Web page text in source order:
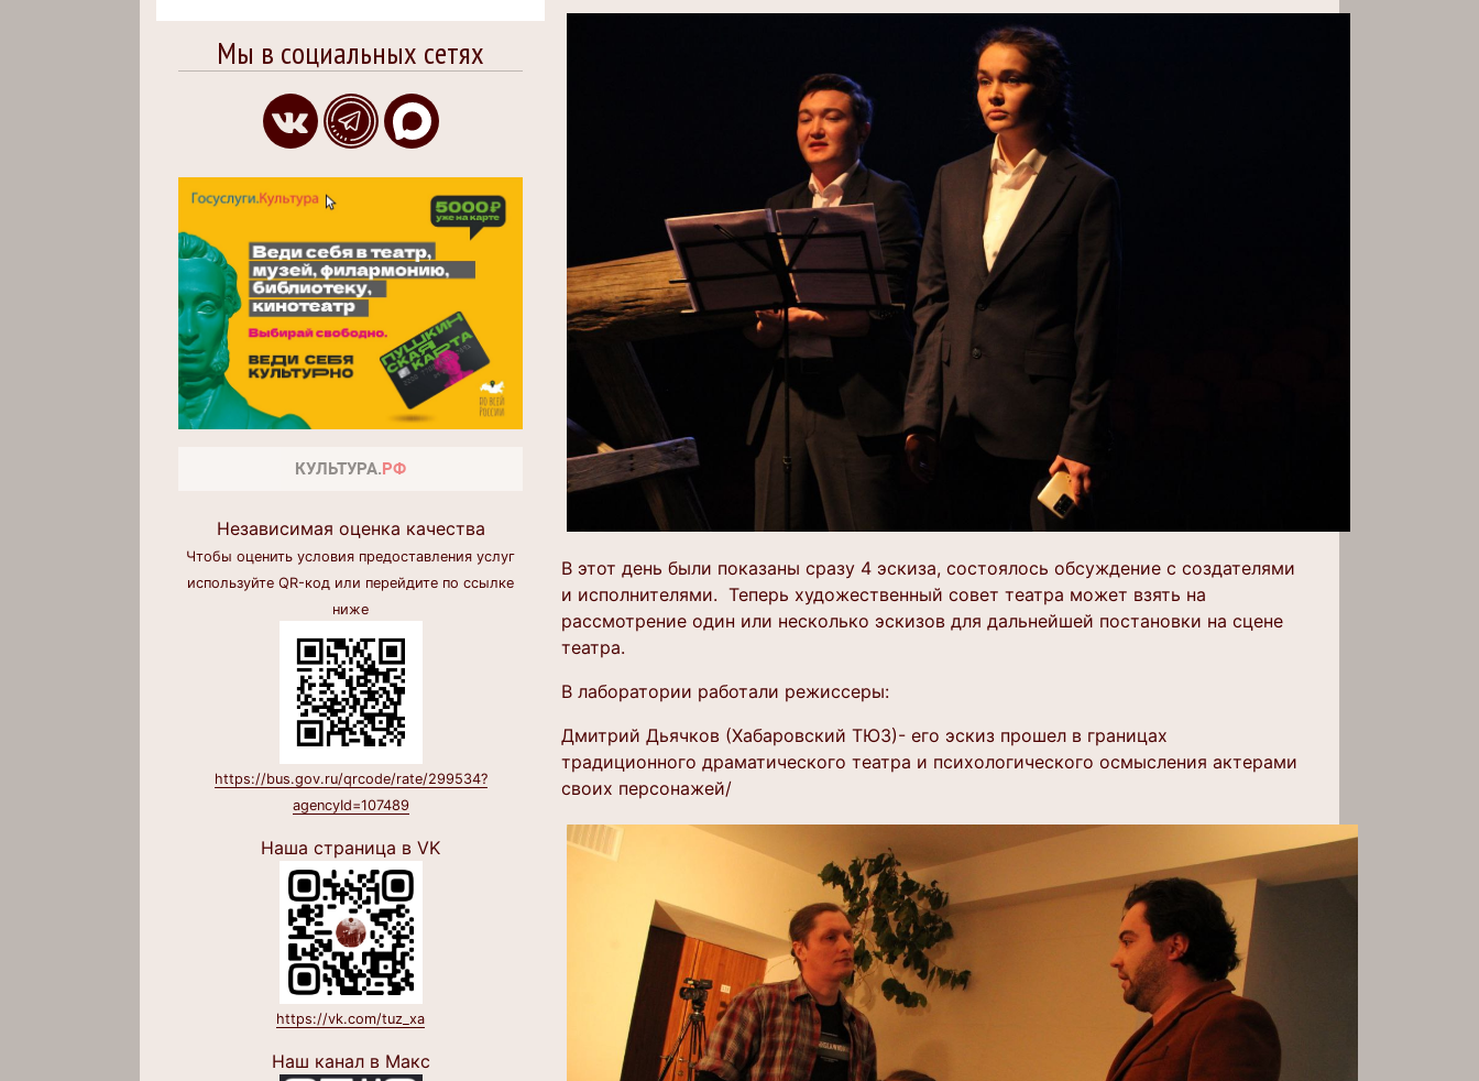
Мы в социальных сетях
Независимая оценка качества
Чтобы оценить условия предоставления услуг
используйте QR-код или перейдите по ссылке
ниже
https://bus.gov.ru/qrcode/rate/299534?
agencyId=107489
Наша страница в VK
https://vk.com/tuz_xa
Наш канал в Макс
В этот день были показаны сразу 4 эскиза, состоялось обсуждение с создателями
и исполнителями. Теперь художественный совет театра может взять на
рассмотрение один или несколько эскизов для дальнейшей постановки на сцене
театра.
В лаборатории работали режиссеры:
Дмитрий Дьячков (Хабаровский ТЮЗ)- его эскиз прошел в границах
традиционного драматического театра и психологического осмысления актерами
своих персонажей/